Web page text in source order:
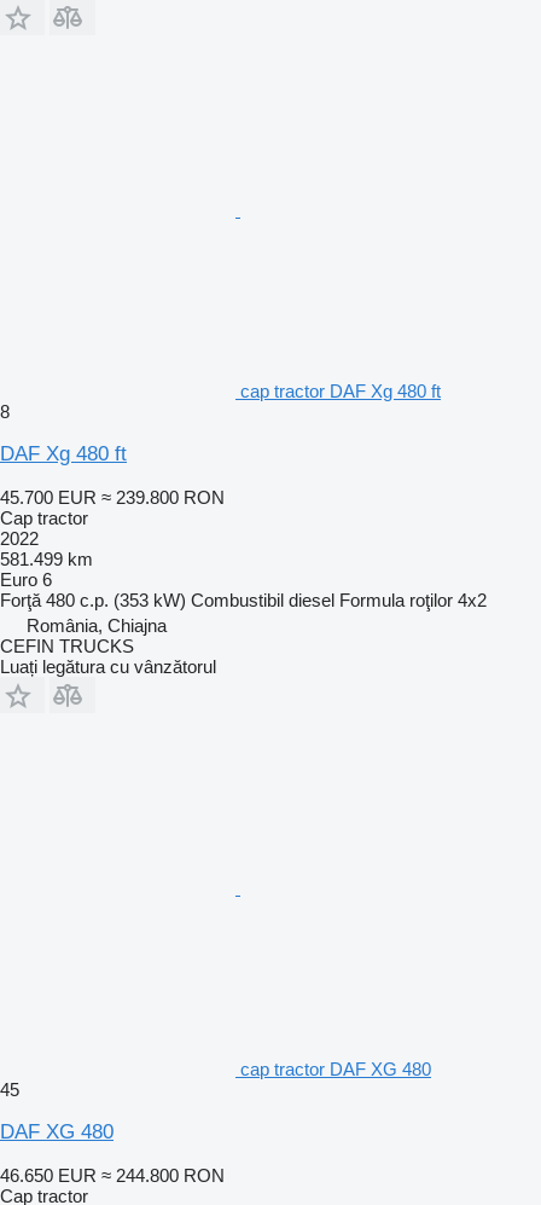
cap tractor DAF Xg 480 ft
8
DAF Xg 480 ft
45.700 EUR ≈ 239.800 RON
Cap tractor
2022
581.499 km
Euro 6
Forţă 480 c.p. (353 kW) Combustibil diesel Formula roţilor 4x2
România, Chiajna
CEFIN TRUCKS
Luați legătura cu vânzătorul
cap tractor DAF XG 480
45
DAF XG 480
46.650 EUR ≈ 244.800 RON
Cap tractor